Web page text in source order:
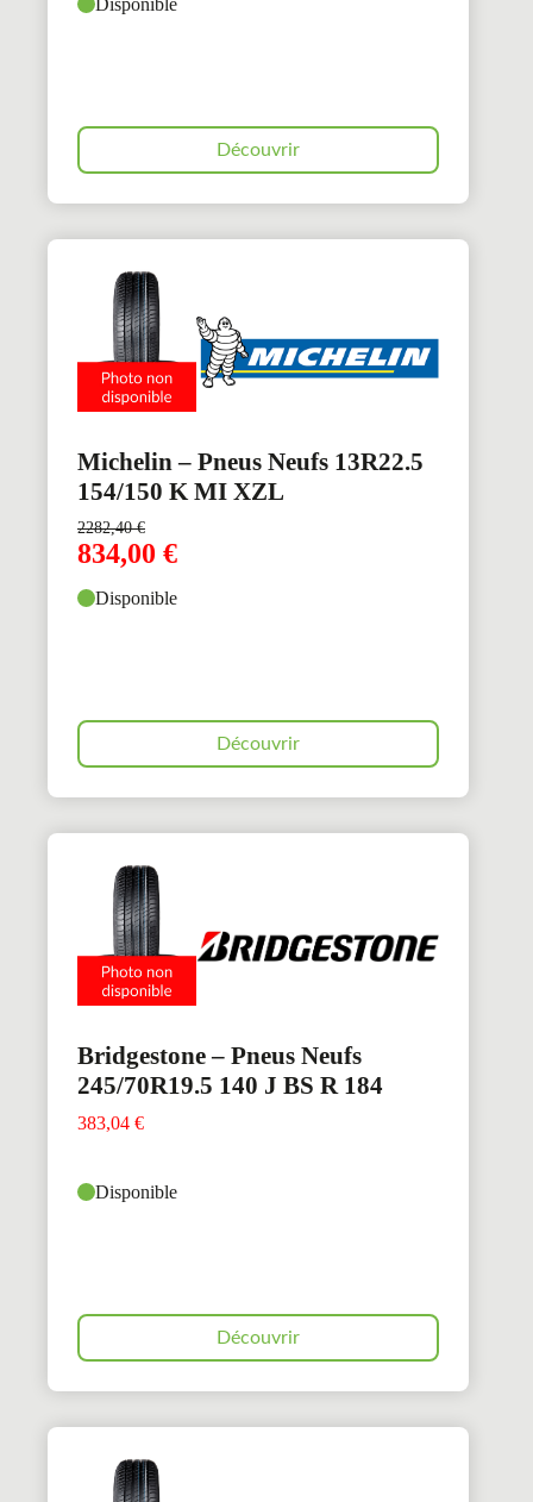
Découvrir
Michelin – Pneus Neufs 13R22.5
154/150 K MI XZL
2282,40€
834,00 €
Disponible
Découvrir
Bridgestone – Pneus Neufs
245/70R19.5 140 J BS R 184
383,04 €
Disponible
Découvrir